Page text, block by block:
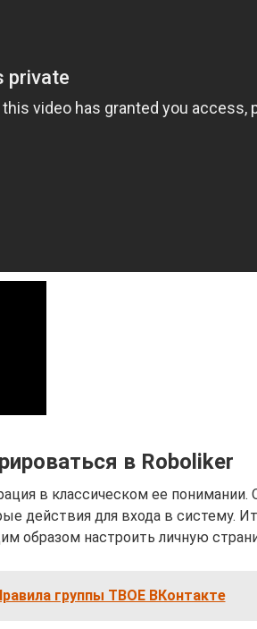
в Roboliker
в классическом ее понимании.
действия для входа в систему.
образом настроить личную
группы ТВОЕ ВКонтакте